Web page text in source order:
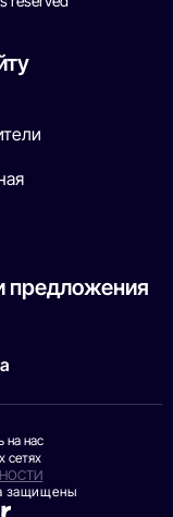
предложения
на нас
сетях
защищены